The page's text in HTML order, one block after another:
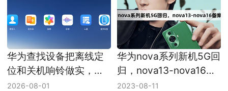
华为查找设备把离线定
位和关机响铃做实，手
机耳机丢了更好找
2026-08-01
华为nova系列新机5G回
归，nova13-nova16备
案型号均为5G
2023-08-11